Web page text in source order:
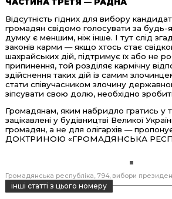
Відсутність гідних для вибору
громадян свідомо голосувати за будь-
думку є меншим, ніж інше. І тут слід
законів карми — якщо хтось стає
шахрайських дій, підтримує їх або не
припинення, той розділяє кармічну
здійснення таких дій із самим
стати співучасником злочину
зіпсувати свою долю, необхідно
Громадянам, яким набридло гратись у
зацікавлені у будівництві Великої
громадян, а не для олігархів —
ДОКТРИНОЮ «ГРОМАДЯНСЬКА
Громадянська республіка 794 вибори
інші статті з цього номеру